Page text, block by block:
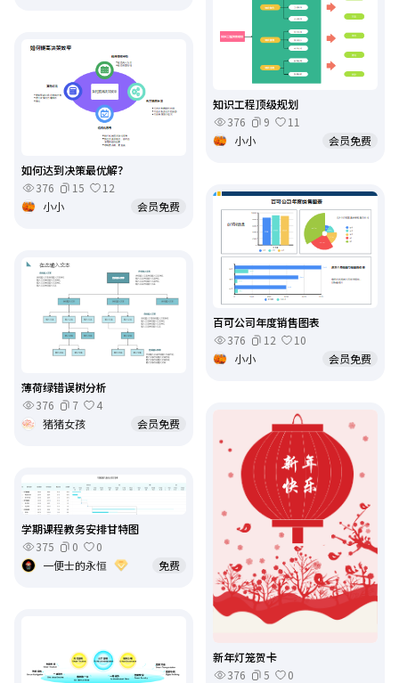
知识工程顶级规划
376
9
11
小小
会员免费
如何达到决策最优解？
376
15
12
小小
会员免费
百可公司年度销售图表
376
12
10
小小
会员免费
薄荷绿错误树分析
376
7
4
猪猪女孩
会员免费
新年灯笼贺卡
376
5
0
学期课程教务安排甘特图
375
0
0
一便士的永恒
免费